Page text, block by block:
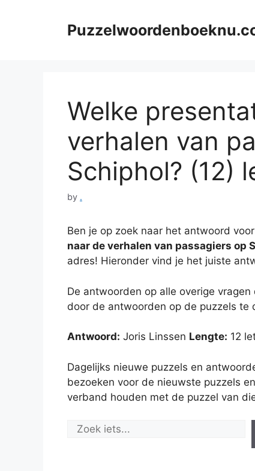
Welke
verhalen van
Schiphol? (12)
by .
Ben je op zoek naar het antwoord
naar de verhalen van passagiers op
adres! Hieronder vind je het juiste
De antwoorden op alle overige
door de antwoorden op de puzzels te
Antwoord: Joris Linssen Lengte: 12
Dagelijks nieuwe puzzels en
bezoeken voor de nieuwste puzzels
verband houden met de puzzel van